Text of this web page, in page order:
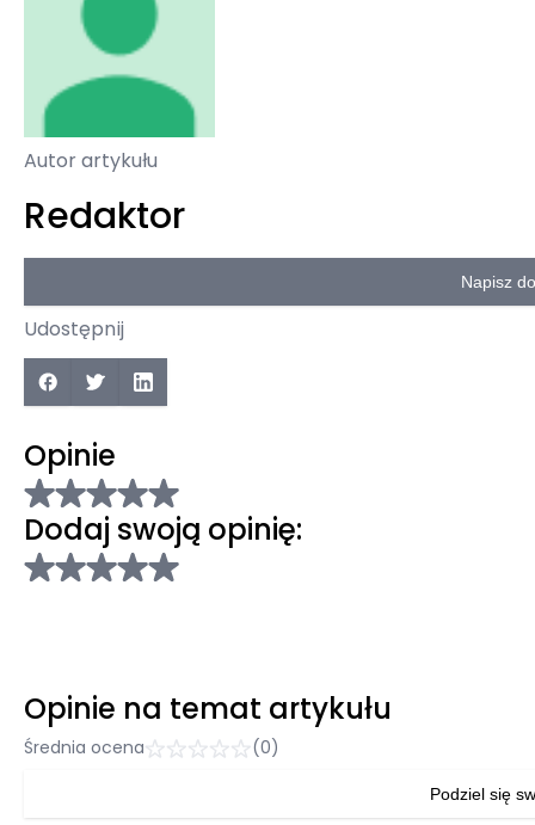
Autor artykułu
Redaktor
Napisz
Udostępnij
Opinie
Dodaj swoją opinię:
Opinie na temat artykułu
Średnia ocena (0)
Podziel się